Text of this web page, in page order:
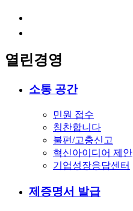
열린경영
소통 공간
민원 접수
칭찬합니다
불편/고충신고
혁신아이디어 제안
기업성장응답센터
제증명서 발급